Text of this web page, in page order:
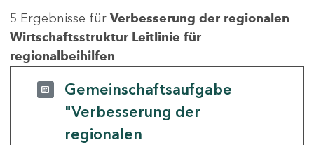
5 Ergebnisse für Verbesserung der regionalen
Wirtschaftsstruktur Leitlinie für
regionalbeihilfen
Gemeinschaftsaufgabe
"Verbesserung der
regionalen